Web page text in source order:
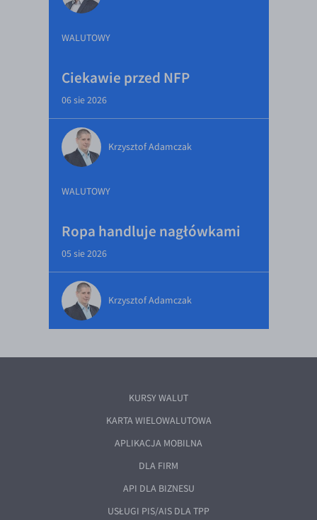
WALUTOWY
Ciekawie przed NFP
06 sie 2026
Krzysztof Adamczak
WALUTOWY
Ropa handluje nagłówkami
05 sie 2026
Krzysztof Adamczak
KURSY WALUT
KARTA WIELOWALUTOWA
APLIKACJA MOBILNA
DLA FIRM
API DLA BIZNESU
USŁUGI PIS/AIS DLA TPP